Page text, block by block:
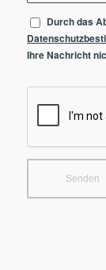
Durch das
Ihre Nachricht